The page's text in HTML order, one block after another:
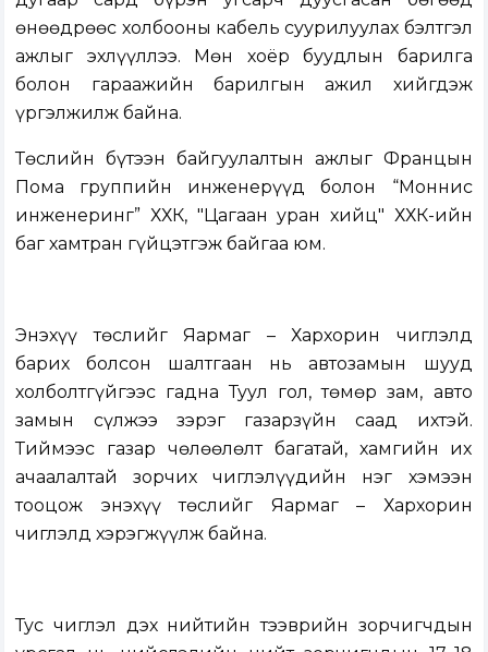
өнөөдрөөс холбооны кабель суурилуулах бэлтгэл
ажлыг эхлүүллээ. Мөн хоёр буудлын барилга
болон гараажийн барилгын ажил хийгдэж
үргэлжилж байна.
Төслийн бүтээн байгуулалтын ажлыг Францын
Пома группийн инженерүүд болон “Моннис
инженеринг” ХХК, "Цагаан уран хийц" ХХК-ийн
баг хамтран гүйцэтгэж байгаа юм.
Энэхүү төслийг Яармаг – Хархорин чиглэлд
барих болсон шалтгаан нь автозамын шууд
холболтгүйгээс гадна Туул гол, төмөр зам, авто
замын сүлжээ зэрэг газарзүйн саад ихтэй.
Тиймээс газар чөлөөлөлт багатай, хамгийн их
ачаалалтай зорчих чиглэлүүдийн нэг хэмээн
тооцож энэхүү төслийг Яармаг – Хархорин
чиглэлд хэрэгжүүлж байна.
Тус чиглэл дэх нийтийн тээврийн зорчигчдын